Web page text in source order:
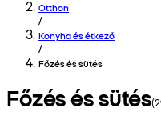
Otthon
/
Konyha és étkező
/
Főzés és sütés
Főzés és sütés(